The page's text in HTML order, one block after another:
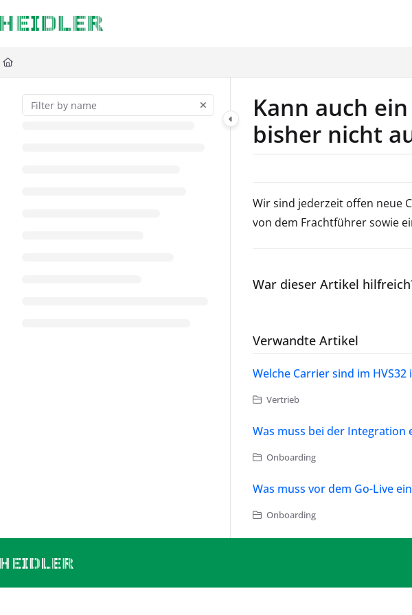
Documentation Index
Fetch the complete documentation index at:
Use this file to discover all available pages before exploring further.
Kann auch
bisher nicht
Wir sind jederzeit offen neue
von dem Frachtführer sowie
War dieser Artikel
Verwandte Artikel
Welche Carrier sind im
Vertrieb
Was muss bei der Integration
Onboarding
Was muss vor dem Go-Live
Onboarding